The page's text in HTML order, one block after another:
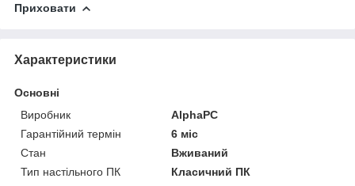
Приховати
Характеристики
Основні
Виробник
AlphaPC
Гарантійний термін
6 міс
Стан
Вживаний
Тип настільного ПК
Класичний ПК